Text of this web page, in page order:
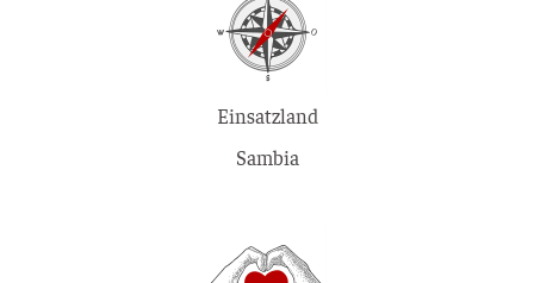
Einsatzland
Sambia